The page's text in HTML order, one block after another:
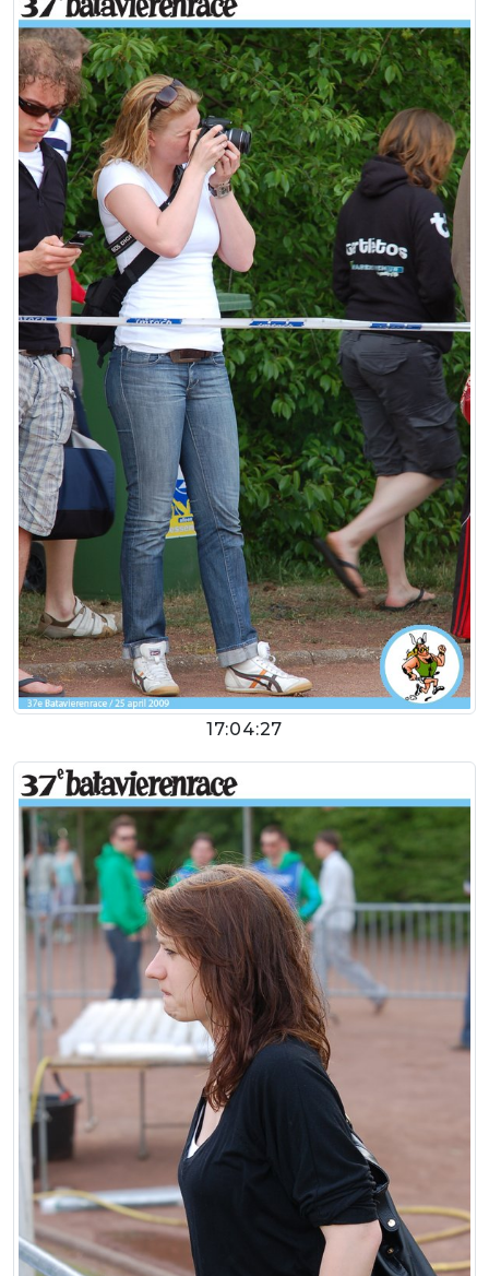
17:04:27